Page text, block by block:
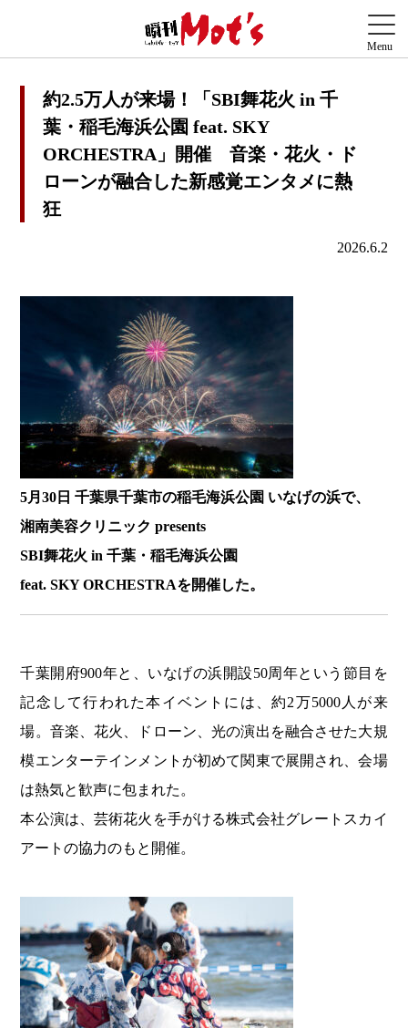
約2.5万人が来場！「SBI舞花火 in 千
葉・稲毛海浜公園 feat. SKY
ORCHESTRA」開催 音楽・花火・ド
ローンが融合した新感覚エンタメに熱
狂
2026.6.2
5月30日 千葉県千葉市の稲毛海浜公園 いなげの浜で、
湘南美容クリニック presents
SBI舞花火 in 千葉・稲毛海浜公園
feat. SKY ORCHESTRAを開催した。
千葉開府900年と、いなげの浜開設50周年という節目を
記念して行われた本イベントには、約2万5000人が来
場。音楽、花火、ドローン、光の演出を融合させた大規
模エンターテインメントが初めて関東で展開され、会場
は熱気と歓声に包まれた。
本公演は、芸術花火を手がける株式会社グレートスカイ
アートの協力のもと開催。